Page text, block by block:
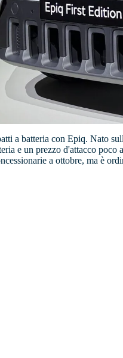
a batteria con Epiq. Nato
e un prezzo d'attacco
a ottobre, ma è